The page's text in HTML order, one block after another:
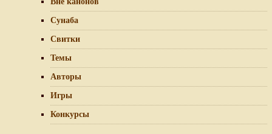
Сунаба
Свитки
Темы
Авторы
Игры
Конкурсы